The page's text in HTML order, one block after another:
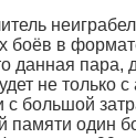
боёв в
данная
не только
с большой
памяти один